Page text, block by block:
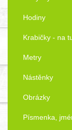
Hodiny
Krabičky - na
Metry
Nástěnky
Obrázky
Písmenka,